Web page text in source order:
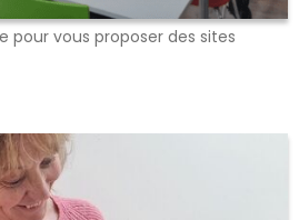
pour vous proposer des sites